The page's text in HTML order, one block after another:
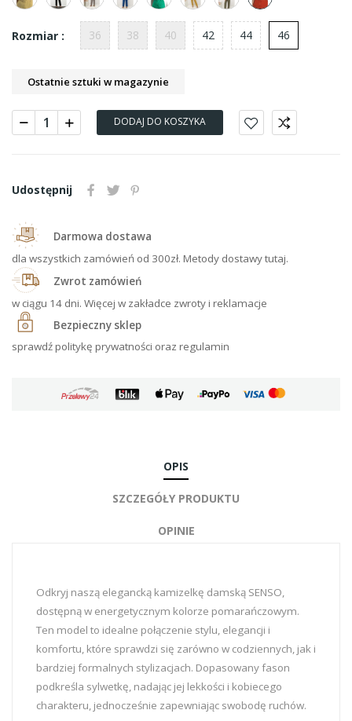
Rozmiar : 36 38 40 42 44 46
Ostatnie sztuki w magazynie
DODAJ DO KOSZYKA
Udostępnij
Darmowa dostawa
dla wszystkich zamówień od 300zł. Metody dostawy tutaj.
Zwrot zamówień
w ciągu 14 dni. Więcej w zakładce zwroty i reklamacje
Bezpieczny sklep
sprawdź politykę prywatności oraz regulamin
OPIS
SZCZEGÓŁY PRODUKTU
OPINIE
Odkryj naszą elegancką kamizelkę damską SENSO,
dostępną w energetycznym kolorze pomarańczowym.
Ten model to idealne połączenie stylu, elegancji i
komfortu, które sprawdzi się zarówno w codziennych, jak i
bardziej formalnych stylizacjach. Dopasowany fason
podkreśla sylwetkę, nadając jej lekkości i kobiecego
charakteru, jednocześnie zapewniając swobodę ruchów.